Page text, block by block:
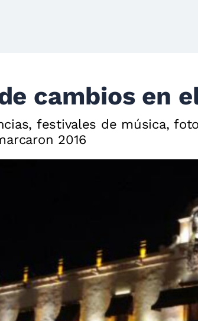
cambios en
festivales de música,
2016